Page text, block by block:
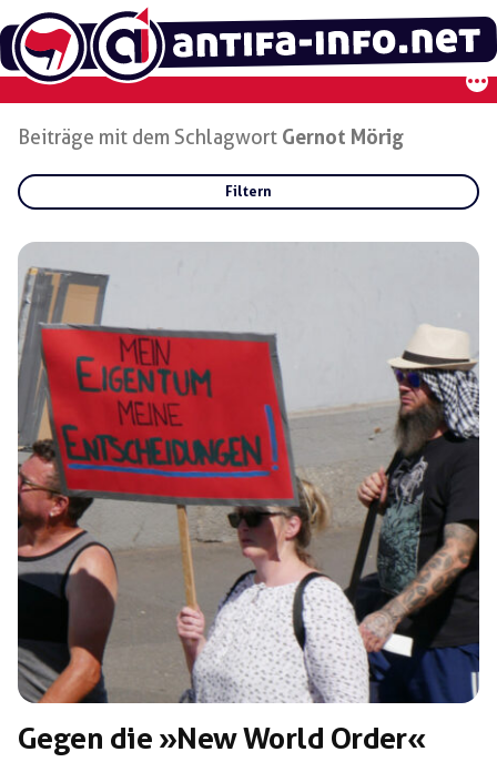
Zum
Inhalt
springen
Beiträge mit dem Schlagwort Gernot Mörig
Filtern
Gruppen:
Regionen:
Schlagwörter:
Gernot Mörig
Gegen die »New World Order«